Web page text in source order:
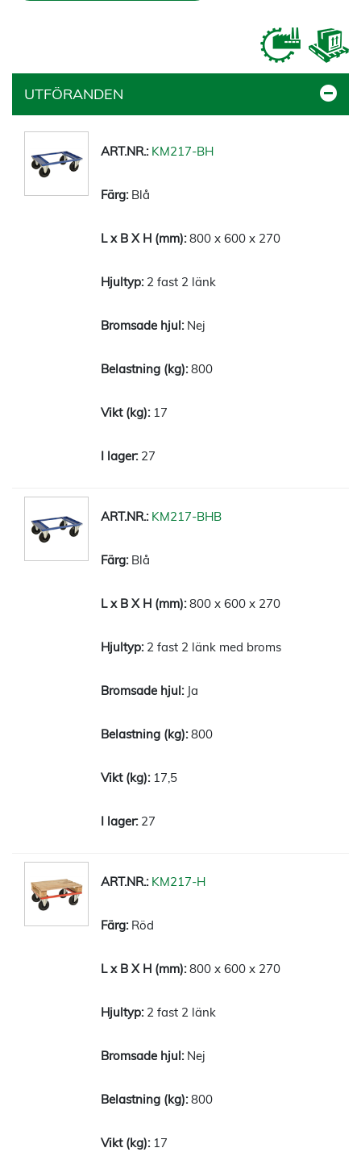
UTFÖRANDEN
KM217-BH
Blå
800 x 600 x 270
2 fast 2 länk
Nej
800
17
27
KM217-BHB
Blå
800 x 600 x 270
2 fast 2 länk med broms
Ja
800
17,5
27
KM217-H
Röd
800 x 600 x 270
2 fast 2 länk
Nej
800
17